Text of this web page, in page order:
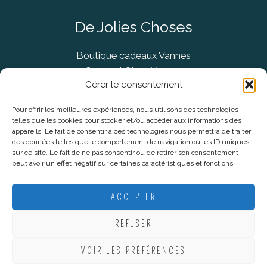
Gérer le consentement
Pour offrir les meilleures expériences, nous utilisons des technologies
telles que les cookies pour stocker et/ou accéder aux informations des
appareils. Le fait de consentir à ces technologies nous permettra de traiter
des données telles que le comportement de navigation ou les ID uniques
sur ce site. Le fait de ne pas consentir ou de retirer son consentement
peut avoir un effet négatif sur certaines caractéristiques et fonctions.
ACCEPTER
REFUSER
VOIR LES PRÉFÉRENCES
De Jolies Choses
Boutique cadeaux Vannes
Concept Store Vannes
Informations légales
CGV
Politique De Confidentialité
Plan du site